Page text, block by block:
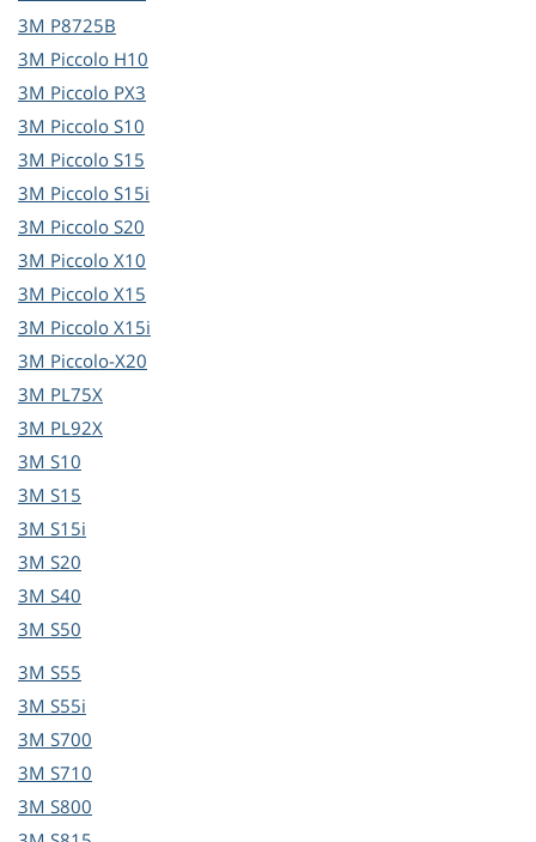
3M P8725B
3M Piccolo H10
3M Piccolo PX3
3M Piccolo S10
3M Piccolo S15
3M Piccolo S15i
3M Piccolo S20
3M Piccolo X10
3M Piccolo X15
3M Piccolo X15i
3M Piccolo-X20
3M PL75X
3M PL92X
3M S10
3M S15
3M S15i
3M S20
3M S40
3M S50
3M S55
3M S55i
3M S700
3M S710
3M S800